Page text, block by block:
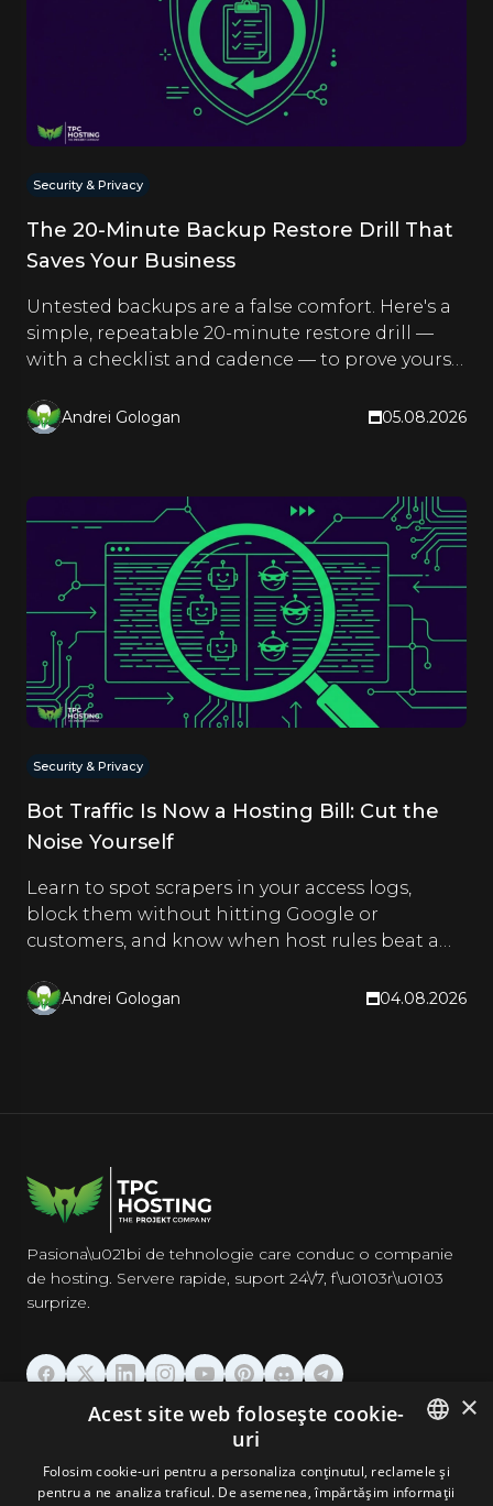
Security & Privacy
The 20-Minute Backup Restore Drill That
Saves Your Business
Untested backups are a false comfort. Here's a
simple, repeatable 20-minute restore drill —
with a checklist and cadence — to prove yours
Andrei Gologan 05.08.2026
Security & Privacy
Bot Traffic Is Now a Hosting Bill: Cut the
Noise Yourself
Learn to spot scrapers in your access logs,
block them without hitting Google or
customers, and know when host rules beat a
Andrei Gologan 04.08.2026
Pasiona\u021bi de tehnologie care conduc o companie
de hosting. Servere rapide, suport 24\/7, f\u0103r\u0103
surprize.
GĂZDUIRE
DOMENII & EMAIL
ENGLISH
×
Acest site web folosește cookie-
uri
Folosim cookie-uri pentru a personaliza conținutul, reclamele și
pentru a ne analiza traficul. De asemenea, împărtășim informații